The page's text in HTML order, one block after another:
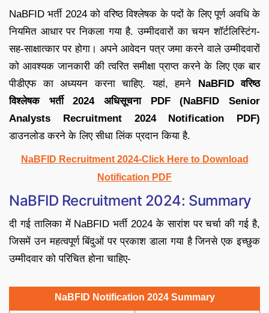
NaBFID भर्ती 2024 को वरिष्ठ विश्लेषक के पदों के लिए पूर्ण अवधि के
नियमित आधार पर निकला गया है. उम्मीदवारों का चयन शॉर्टलिस्टिंग-
सह-साक्षात्कार पर होगा। अपने आवेदन पत्र जमा करने वाले उम्मीदवारों
को आवश्यक जानकारी की त्वरित समीक्षा प्राप्त करने के लिए एक बार
पीडीएफ का अध्ययन करना चाहिए. यहां, हमने NaBFID वरिष्ठ
विश्लेषक भर्ती 2024 अधिसूचना PDF (NaBFID Senior
Analysts Recruitment 2024 Notification PDF)
डाउनलोड करने के लिए सीधा लिंक प्रदान किया है.
NaBFID Recruitment 2024-Click Here to Download
Notification PDF
NaBFID Recruitment 2024: Summary
दी गई तालिका में NaBFID भर्ती 2024 के सारांश पर चर्चा की गई है,
जिसमें उन महत्वपूर्ण बिंदुओं पर प्रकाश डाला गया है जिनसे एक इच्छुक
उम्मीदवार को परिचित होना चाहिए-
NaBFID Notification 2024 Summary